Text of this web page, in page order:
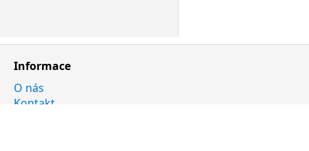
Informace
O nás
Kontakt